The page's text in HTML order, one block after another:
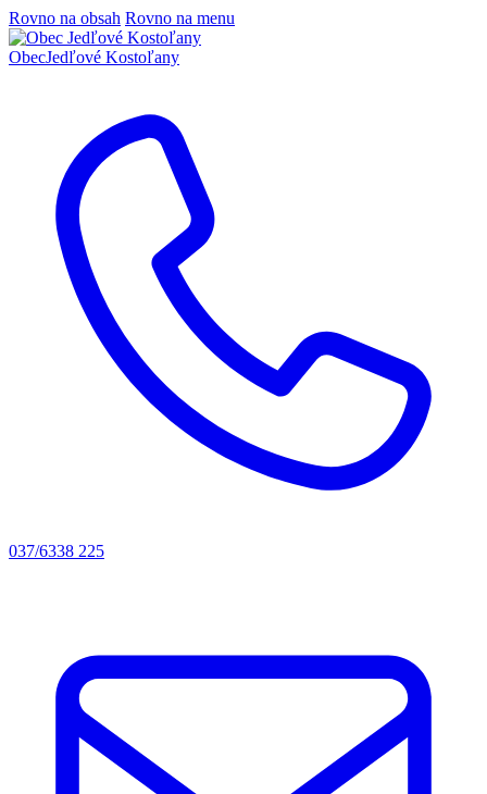
Rovno na obsah Rovno na menu
ObecJedľové Kostoľany
037/6338 225